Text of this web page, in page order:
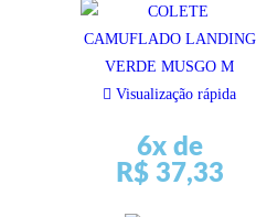
Visualização rápida
6x de
R$37,33